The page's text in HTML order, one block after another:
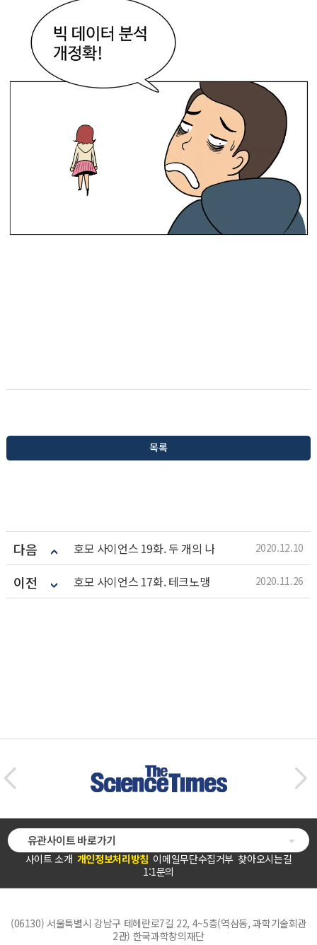
목록
다음 호모 사이언스 19화. 두 개의 나 2020.12.10
이전 호모 사이언스 17화. 테크노맹 2020.11.26
사이트 소개 개인정보처리방침 이메일무단수집거부 찾아오시는길
1:1문의
유관사이트 바로가기
(06130) 서울특별시 강남구 테헤란로7길 22, 4~5층(역삼동, 과학기술회관
2관) 한국과학창의재단